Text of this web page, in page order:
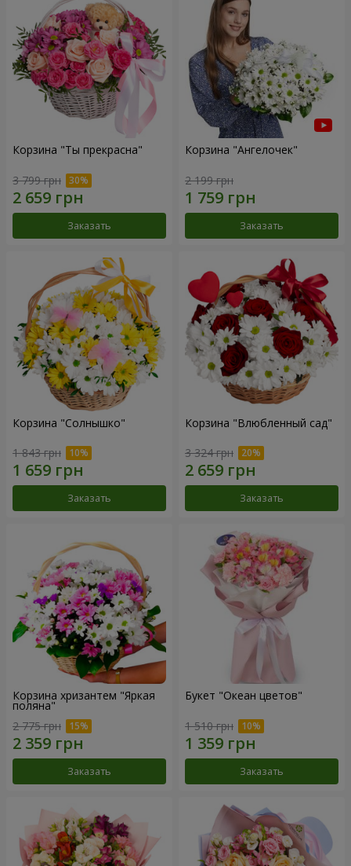
Корзина "Ты прекрасна"
3 799 грн
Заказать
Корзина "Ангелочек"
2 199 грн
Заказать
Корзина "Солнышко"
1 843 грн
Заказать
Корзина "Влюбленный сад"
3 324 грн
Заказать
Корзина хризантем "Яркая
поляна"
2 775 грн
Заказать
Букет "Океан цветов"
1 510 грн
Заказать